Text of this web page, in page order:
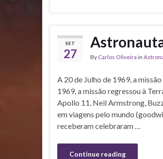
SET
27 By Carlos Oliveira in
A 20 de Julho de 1969, a
1969, a missão regressou à
Apollo 11, Neil Armstrong,
em viagens pelo mundo
receberam celebraram …
Continue reading